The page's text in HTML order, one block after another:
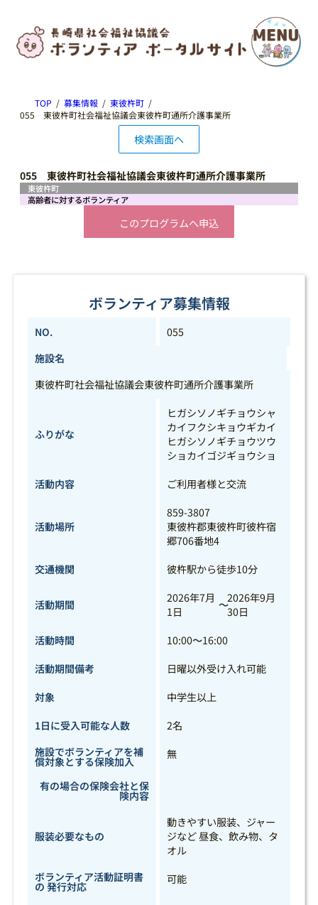
TOP 募集情報
東彼杵町
055 東彼杵町社会福祉協議会東彼杵町通所介護事業所
検索画面へ
055 東彼杵町社会福祉協議会東彼杵町通所介護事業所
東彼杵町
高齢者に対するボランティア
このプログラムへ申込
ボランティア募集情報
NO.
055
施設名
東彼杵町社会福祉協議会東彼杵町通所介護事業所
ふりがな
ヒガシソノギチョウシャ
カイフクシキョウギカイ
ヒガシソノギチョウツウ
ショカイゴジギョウショ
活動内容
ご利用者様と交流
活動場所
859-3807
東彼杵郡東彼杵町彼杵宿
郷706番地4
交通機関
彼杵駅から徒歩10分
活動期間
2026年7月
1日
～2026年9月
30日
活動時間
10:00～16:00
活動期間備考
日曜以外受け入れ可能
対象
中学生以上
1日に受入可能な人数
2名
施設でボランティアを補
償対象とする保険加入
無
有の場合の保険会社と保
険内容
服装必要なもの
動きやすい服装、ジャー
ジなど 昼食、飲み物、タ
オル
ボランティア活動証明書
の 発行対応
可能